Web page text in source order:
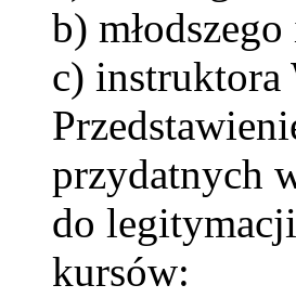
b)
c) instruktora
przydatnych
do
kursów: